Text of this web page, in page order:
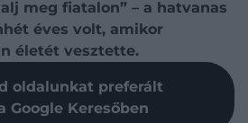
meg fiatalon” – a hatvanas
éves volt, amikor
életét vesztette.
oldalunkat preferált
Google Keresőben